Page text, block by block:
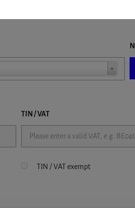
ID. When a company is selected it
TIN / VAT
TIN / VAT exempt